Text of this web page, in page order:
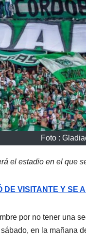
Foto :
el estadio en el que
DE VISITANTE Y SE
por no tener una
en la mañana